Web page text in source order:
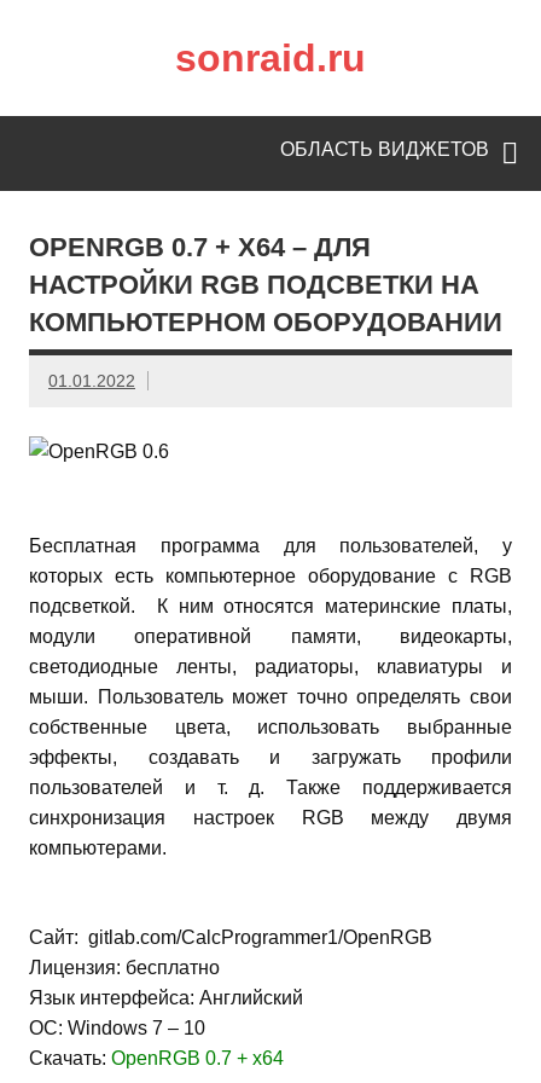
sonraid.ru
ОБЛАСТЬ ВИДЖЕТОВ
OPENRGB 0.7 + X64 – ДЛЯ
НАСТРОЙКИ RGB ПОДСВЕТКИ НА
КОМПЬЮТЕРНОМ ОБОРУДОВАНИИ
01.01.2022
Бесплатная программа для пользователей, у
которых есть компьютерное оборудование с RGB
подсветкой. К ним относятся материнские платы,
модули оперативной памяти, видеокарты,
светодиодные ленты, радиаторы, клавиатуры и
мыши. Пользователь может точно определять свои
собственные цвета, использовать выбранные
эффекты, создавать и загружать профили
пользователей и т. д. Также поддерживается
синхронизация настроек RGB между двумя
компьютерами.
Сайт: gitlab.com/CalcProgrammer1/OpenRGB
Лицензия: бесплатно
Язык интерфейса: Английский
ОС: Windows 7 – 10
Скачать: OpenRGB 0.7 + x64